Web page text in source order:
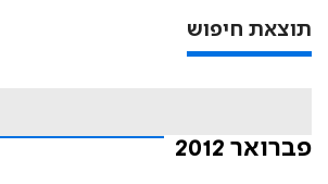
תוצאת חיפוש
פברואר 2012